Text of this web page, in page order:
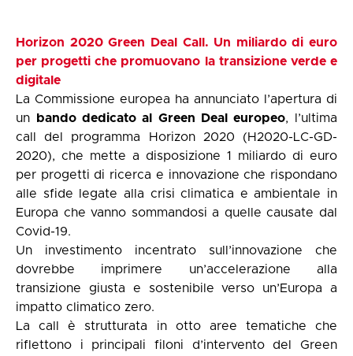
Horizon 2020 Green Deal Call. Un miliardo di euro
per progetti che promuovano la transizione verde e
digitale
La Commissione europea ha annunciato l’apertura di
un
bando dedicato al Green Deal europeo, l’ultima
call del programma Horizon 2020 (H2020-LC-GD-
2020), che mette a disposizione 1 miliardo di euro
per progetti di ricerca e innovazione che rispondano
alle sfide legate alla crisi climatica e ambientale in
Europa che vanno sommandosi a quelle causate dal
Covid-19.
Un investimento incentrato sull’innovazione che
dovrebbe imprimere un’accelerazione alla
transizione giusta e sostenibile verso un’Europa a
impatto climatico zero.
La call è strutturata in otto aree tematiche che
riflettono i principali filoni d’intervento del Green